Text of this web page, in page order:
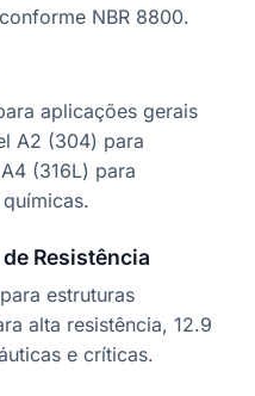
NBR 8800.
aplicações gerais
A2 (304) para
(316L) para
Resistência
estruturas
alta resistência, 12.9
e críticas.